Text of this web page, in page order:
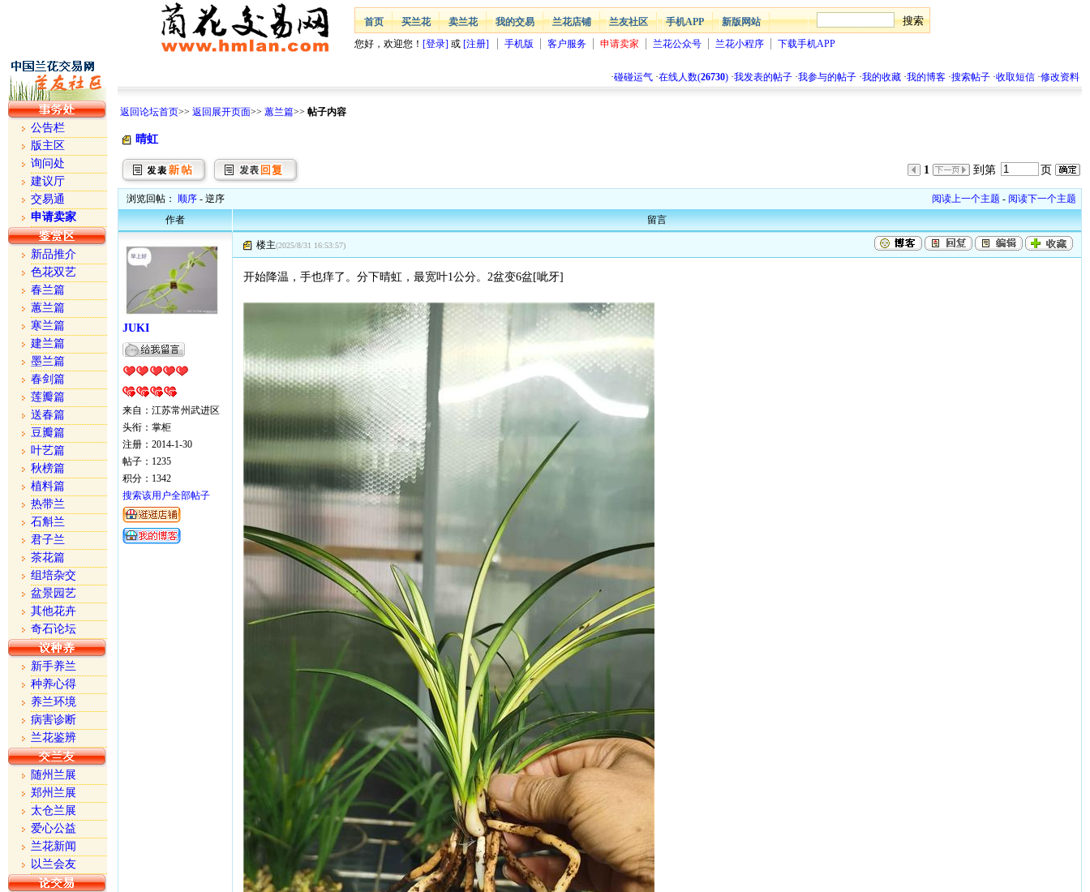
首页 买兰花 卖兰花 我的交易 兰花店铺 兰友社区 手机APP
新版网站
您好，欢迎您！ [登录] 或 [注册] 手机版 客户服务 申请卖家 兰花公众号 兰花小程序 下载手机APP
·碰碰运气 ·在线人数(26730) ·我发表的帖子 ·我参与的帖子 ·我的收藏 ·我的博客 ·搜索帖子 ·收取短信 ·修改资料
返回论坛首页>> 返回展开页面>> 蕙兰篇>> 帖子内容
晴虹
1 到第 页
浏览回帖： 顺序 - 逆序 阅读上一个主题 - 阅读下一个主题
作者
留言
JUKI
来自：江苏常州武进区
头衔：掌柜
注册：2014-1-30
帖子：1235
积分：1342
搜索该用户全部帖子
楼主(2025/8/31 16:53:57)
开始降温，手也痒了。分下晴虹，最宽叶1公分。2盆变6盆[呲牙]
公告栏
版主区
询问处
建议厅
交易通
申请卖家
新品推介
色花双艺
春兰篇
蕙兰篇
寒兰篇
建兰篇
墨兰篇
春剑篇
莲瓣篇
送春篇
豆瓣篇
叶艺篇
秋榜篇
植料篇
热带兰
石斛兰
君子兰
茶花篇
组培杂交
盆景园艺
其他花卉
奇石论坛
新手养兰
种养心得
养兰环境
病害诊断
兰花鉴辨
随州兰展
郑州兰展
太仓兰展
爱心公益
兰花新闻
以兰会友